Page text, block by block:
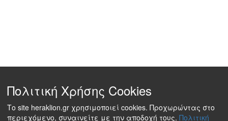
Πολιτική Χρήσης Cookies
Το site heraklion.gr χρησιμοποιεί cookies. Προχωρώντας στο
περιεχόμενο, συναινείτε με την αποδοχή τους. Πολιτική